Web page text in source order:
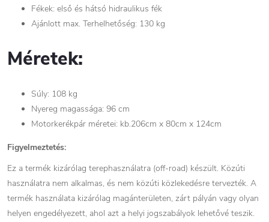
Fékek: első és hátsó hidraulikus fék
Ajánlott max. Terhelhetőség: 130 kg
Méretek:
Súly: 108 kg
Nyereg magassága: 96 cm
Motorkerékpár méretei: kb.206cm x 80cm x 124cm
Figyelmeztetés:
Ez a termék kizárólag terephasználatra (off-road) készült. Közúti
használatra nem alkalmas, és nem közúti közlekedésre tervezték. A
termék használata kizárólag magánterületen, zárt pályán vagy olyan
helyen engedélyezett, ahol azt a helyi jogszabályok lehetővé teszik.